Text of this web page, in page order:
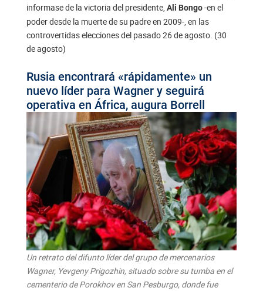
informase de la victoria del presidente, Ali Bongo-en el
poder desde la muerte de su padre en 2009-, en las
controvertidas elecciones del pasado 26 de agosto. (30
de agosto)
Rusia encontrará «rápidamente» un
nuevo líder para Wagner y seguirá
operativa en África, augura Borrell
Un retrato del difunto líder del grupo de mercenarios
Wagner, Yevgeny Prigozhin, situado sobre su tumba en el
cementerio de Porokhov en San Pesburgo, donde fue